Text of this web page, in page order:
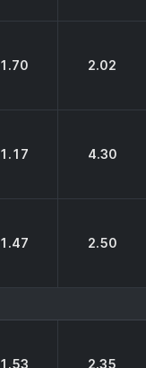
1.70 2.02
1.17 4.30
1.47 2.50
1.53 2.35